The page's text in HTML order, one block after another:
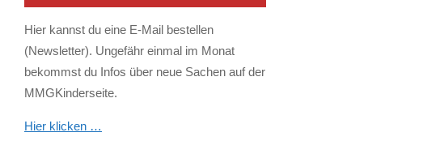
Hier kannst du eine E-Mail bestellen
(Newsletter). Ungefähr einmal im Monat
bekommst du Infos über neue Sachen auf der
MMGKinderseite.
Hier klicken …